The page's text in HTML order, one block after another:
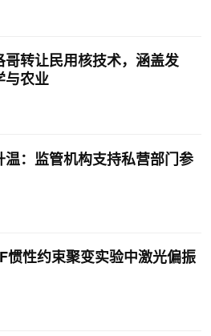
转让民用核技术，涵盖发
与农业
温：监管机构支持私营部门参
惯性约束聚变实验中激光偏振